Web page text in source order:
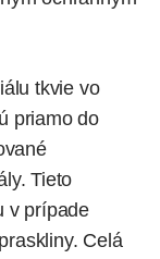
tkvie vo
priamo do
Tieto
v prípade
Celá